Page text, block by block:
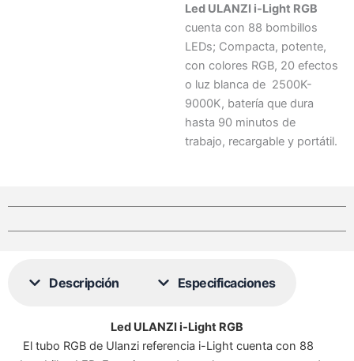
Led ULANZI i-Light RGB
cuenta con 88 bombillos
LEDs; Compacta, potente,
con colores RGB, 20 efectos
o luz blanca de 2500K-
9000K, batería que dura
hasta 90 minutos de
trabajo, recargable y portátil.
Descripción Especificaciones
Led ULANZI i-Light RGB
El tubo RGB de Ulanzi referencia i-Light cuenta con 88